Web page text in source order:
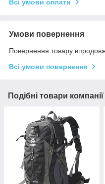
Всі умови оплати
Умови повернення
Повернення товару
Всі умови повернення
Подібні товари компанії